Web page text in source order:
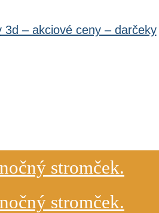
3d – akciové ceny – darčeky
stromček.
stromček.